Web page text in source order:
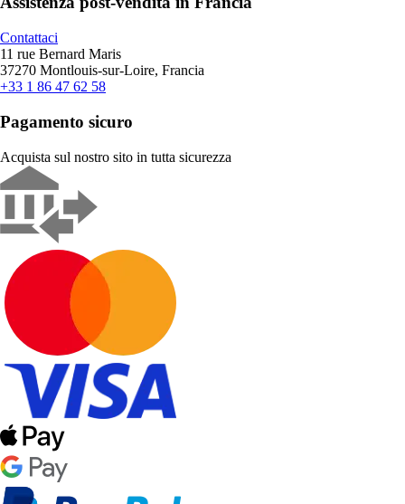
Contattaci
11 rue Bernard Maris
37270 Montlouis-sur-Loire, Francia
+33 1 86 47 62 58
Pagamento sicuro
Acquista sul nostro sito in tutta sicurezza